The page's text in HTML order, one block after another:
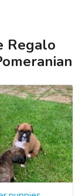
Regalo